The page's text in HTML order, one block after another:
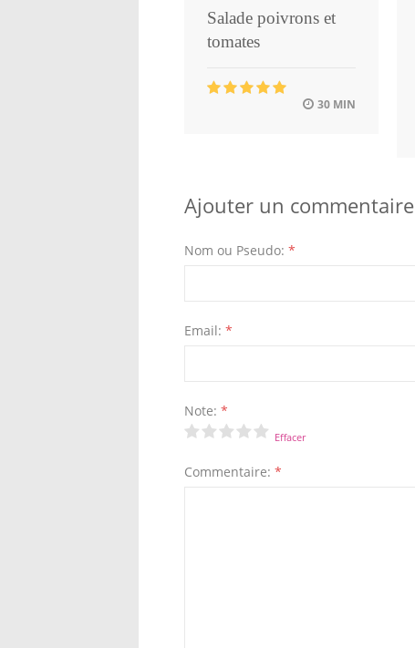
Salade poivrons et
tomates
30 MIN
Ajouter un commentaire
Nom ou Pseudo: *
Email: *
Note: *
Effacer
Commentaire: *